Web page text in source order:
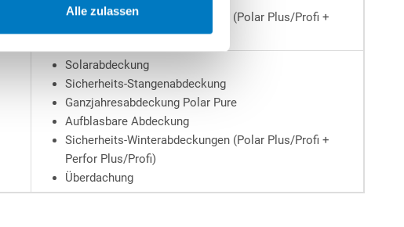
Alle zulassen
Sicherheits-Winterabdeckungen (Polar Plus/Profi +
Perfor Plus/Profi)
Solarabdeckung
Sicherheits-Stangenabdeckung
Ganzjahresabdeckung Polar Pure
Aufblasbare Abdeckung
Sicherheits-Winterabdeckungen (Polar Plus/Profi +
Perfor Plus/Profi)
Überdachung